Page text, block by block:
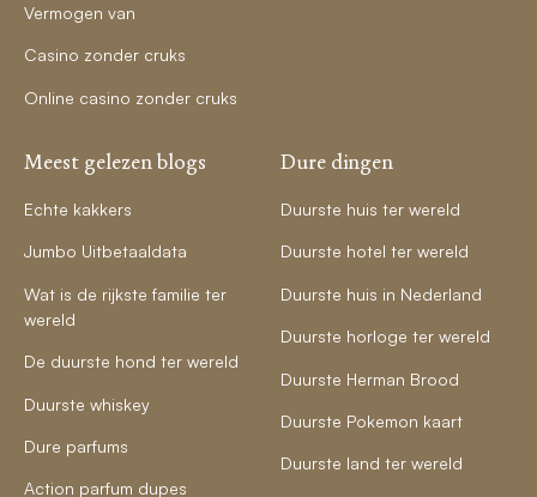
Vermogen van
Casino zonder cruks
Online casino zonder cruks
Meest gelezen blogs
Echte kakkers
Jumbo Uitbetaaldata
Wat is de rijkste familie ter
wereld
De duurste hond ter wereld
Duurste whiskey
Dure parfums
Action parfum dupes
Dure dingen
Duurste huis ter wereld
Duurste hotel ter wereld
Duurste huis in Nederland
Duurste horloge ter wereld
Duurste Herman Brood
Duurste Pokemon kaart
Duurste land ter wereld